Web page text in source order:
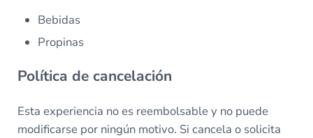
Bebidas
Propinas
Política de cancelación
Esta experiencia no es reembolsable y no puede
modificarse por ningún motivo. Si cancela o solicita